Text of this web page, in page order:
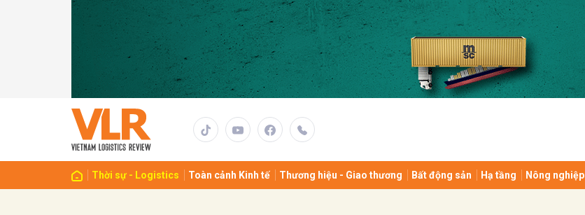
Thời sự - Logistics Toàn cảnh Kinh tế Thương hiệu - Giao thương Bất động sản Hạ tầng Nông nghiệp
Gửi bình luận